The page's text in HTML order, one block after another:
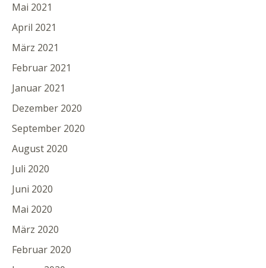
Mai 2021
April 2021
März 2021
Februar 2021
Januar 2021
Dezember 2020
September 2020
August 2020
Juli 2020
Juni 2020
Mai 2020
März 2020
Februar 2020